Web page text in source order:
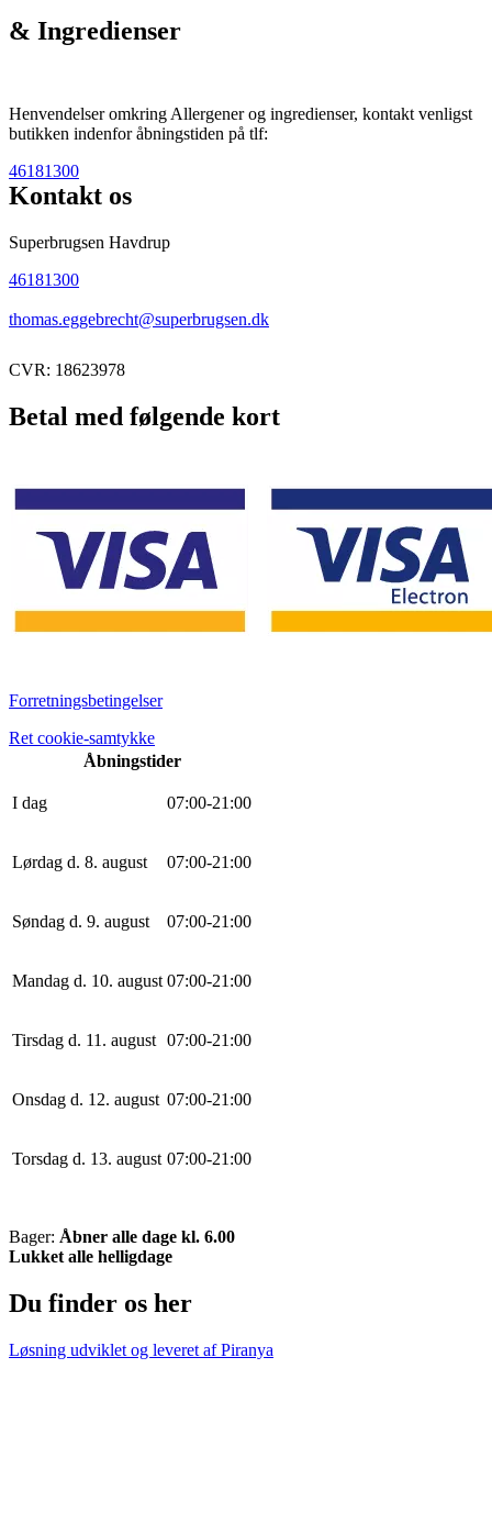
& Ingredienser
Henvendelser omkring Allergener og ingredienser, kontakt venligst
butikken indenfor åbningstiden på tlf:
46181300
Kontakt os
Superbrugsen Havdrup
46181300
thomas.eggebrecht@superbrugsen.dk
CVR: 18623978
Betal med følgende kort
Forretningsbetingelser
Ret cookie-samtykke
Åbningstider
I dag 07:00-21 :00
Lørdag d. 8. august 07:00-21 :00
Søndag d. 9. august 07:00-21 :00
Mandag d. 10. august 07:00-21 :00
Tirsdag d. 11. august 07:00-21 :00
Onsdag d. 12. august 07:00-21 :00
Torsdag d. 13. august 07:00-21 :00
Bager: Åbner alle dage kl. 6.00
Lukket alle helligdage
Du finder os her
Løsning udviklet og leveret afPiranya